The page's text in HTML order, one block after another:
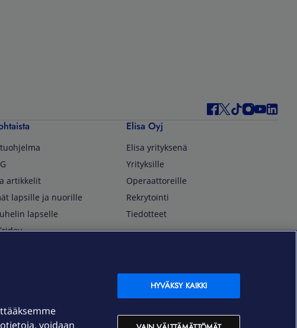
artikkelit
lapsille ja nuorille
lapselle
Elisa Oyj
Elisa yrityksenä
Yrityksille
Operaattoreille
Rekrytointi
Tiedotteet
OmaElisa Self Service
Moving to Finland
Elisa Corporation
voidaan
HYVÄKSY KAIKKI